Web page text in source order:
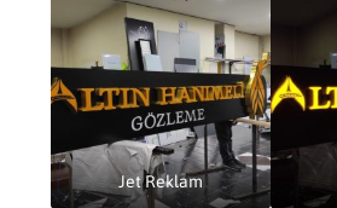
Jet Reklam